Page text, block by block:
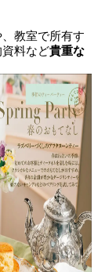
教室で所有す
料など貴重な